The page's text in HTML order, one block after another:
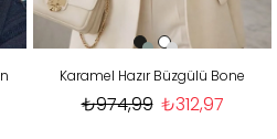
Karamel Hazır Büzgülü Bone
₺312,97
₺974,99